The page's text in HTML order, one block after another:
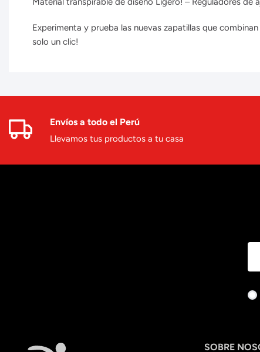
Experimenta y prueba las nuevas zapatillas que
solo un clic!
Envíos a todo el Perú
Llevamos tus productos a tu casa
SOBRE